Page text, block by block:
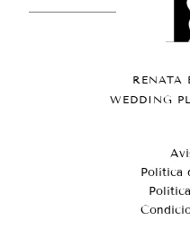
RENATA
WEDDING
Política